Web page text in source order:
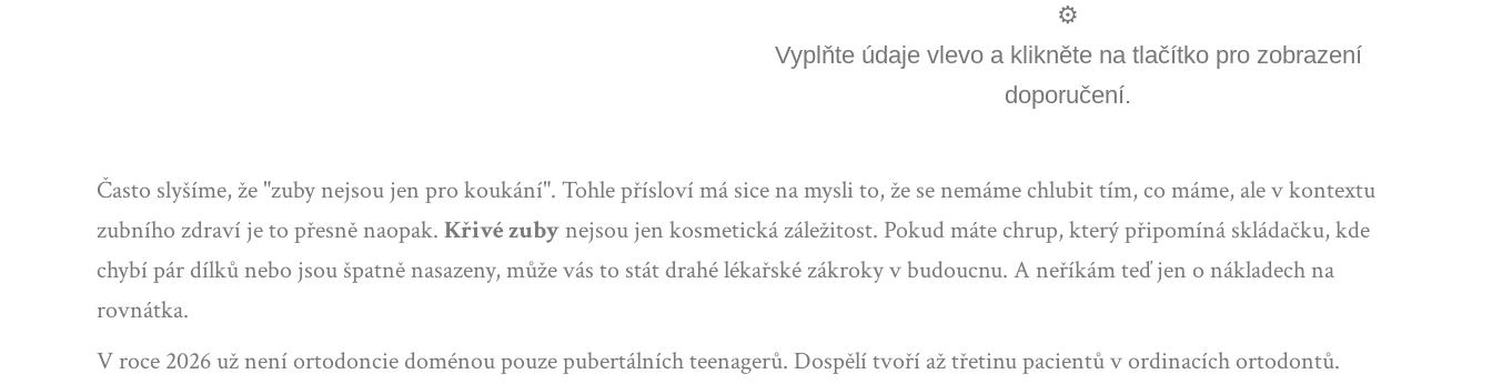
⚙️
Vyplňte údaje vlevo a klikněte na tlačítko pro zobrazení
doporučení.
Často slyšíme, že "zuby nejsou jen pro koukání". Tohle přísloví má sice na mysli to, že se nemáme chlubit tím, co máme, ale v kontextu
zubního zdraví je to přesně naopak. Křivé zubynejsou jen kosmetická záležitost. Pokud máte chrup, který připomíná skládačku, kde
chybí pár dílků nebo jsou špatně nasazeny, může vás to stát drahé lékařské zákroky v budoucnu. A neříkám teď jen o nákladech na
rovnátka.
V roce 2026 už není ortodoncie doménou pouze pubertálních teenagerů. Dospělí tvoří až třetinu pacientů v ordinacích ortodontů.